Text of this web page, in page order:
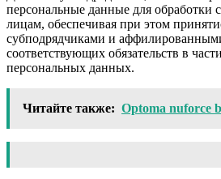
персональные данные для
лицам, обеспечивая при этом
субподрядчиками и
соответствующих обязательств в
персональных данных.
Читайте также: Optoma nuforce